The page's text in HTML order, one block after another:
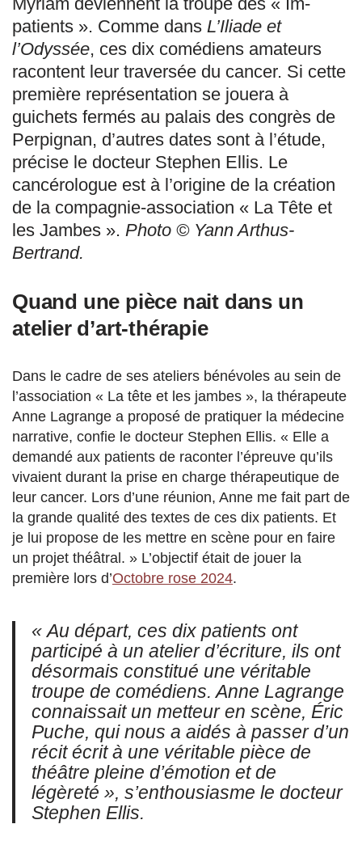
patients ». Comme dans L’Iliade et
l’Odyssée, ces dix comédiens amateurs
racontent leur traversée du cancer. Si cette
première représentation se jouera à
guichets fermés au palais des congrès de
Perpignan, d’autres dates sont à l’étude,
précise le docteur Stephen Ellis. Le
cancérologue est à l’origine de la création
de la compagnie-association « La Tête et
les Jambes ». Photo © Yann Arthus-
Bertrand.
Quand une pièce nait dans un
atelier d’art-thérapie
Dans le cadre de ses ateliers bénévoles au sein de
l’association « La tête et les jambes », la thérapeute
Anne Lagrange a proposé de pratiquer la médecine
narrative, confie le docteur Stephen Ellis. « Elle a
demandé aux patients de raconter l’épreuve qu’ils
vivaient durant la prise en charge thérapeutique de
leur cancer. Lors d’une réunion, Anne me fait part de
la grande qualité des textes de ces dix patients. Et
je lui propose de les mettre en scène pour en faire
un projet théâtral. » L’objectif était de jouer la
première lors d’Octobre rose 2024.
« Au départ, ces dix patients ont
participé à un atelier d’écriture, ils ont
désormais constitué une véritable
troupe de comédiens. Anne Lagrange
connaissait un metteur en scène, Éric
Puche, qui nous a aidés à passer d’un
récit écrit à une véritable pièce de
théâtre pleine d’émotion et de
légèreté », s’enthousiasme le docteur
Stephen Ellis.